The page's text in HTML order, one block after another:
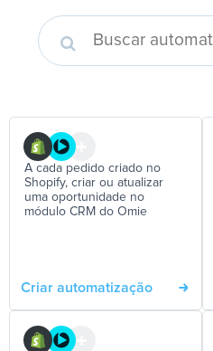
A cada pedido criado no
Shopify, criar ou atualizar
uma oportunidade no
módulo CRM do Omie
Criar automatização